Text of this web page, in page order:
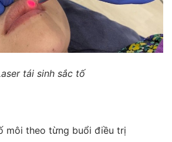
tái sinh sắc tố
môi theo từng buổi điều trị